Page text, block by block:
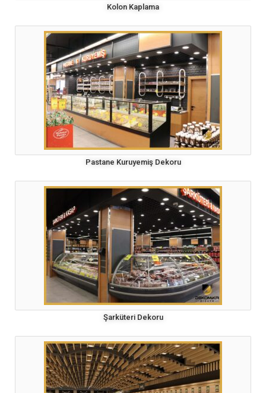
Kolon Kaplama
Pastane Kuruyemiş Dekoru
Şarküteri Dekoru